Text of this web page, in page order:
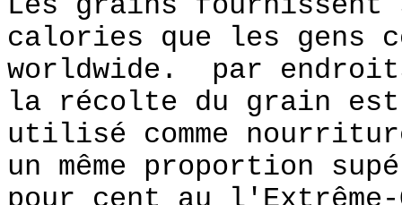
calories que les gens
worldwide. par
la récolte du grain est
utilisé comme
un même proportion